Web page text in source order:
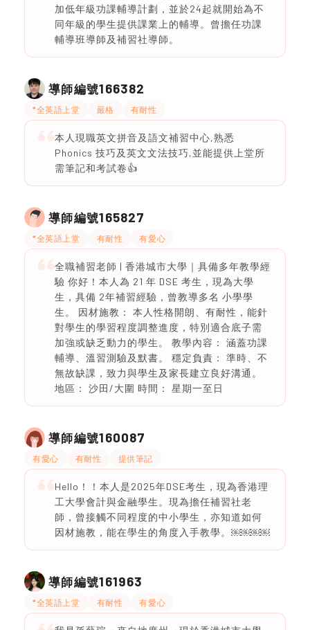
加低年級功課輔導計劃，並於24起就開始為不
同年級的學生提供課業上的輔導。曾擔任功課
輔導班導師及補習社導師。
導師編號166382
*全英語上堂 嚴格 有耐性
本人現職英文拼音及語文補習中心,熟悉
Phonics 技巧及英文文法技巧,並能提供上堂所
需筆記和考試卷👍
導師編號165827
*全英語上堂 有耐性 有愛心
全職補習老師 | 香港城市大學｜具備多年教學經
驗 你好！本人為 21 年 DSE 考生，現為大學
生，具備 2年補習經驗，曾教導多名 小學學
生。 因材施教： 本人性格開朗、有耐性，能針
對學生的學習程度調整進度，特別適合底子需
加強或缺乏動力的學生。 教學內容： 涵蓋功課
輔導、溫習測驗及默書。 穩定負責： 準時、不
無故缺課，致力與學生及家長建立良好溝通。
地區： 沙田/大圍 時間： 星期一至日
導師編號160087
有愛心 有耐性 提供筆記
Hello！！本人是2025年DSE考生，現為香港理
工大學會計與金融學生。現為擔任補習社老
師，曾接觸不同程度的中小學生，亦知道如何
因材施教，能在學生的角度入手教學。￼￼￼￼
導師編號161963
*全英語上堂 有耐性 有愛心